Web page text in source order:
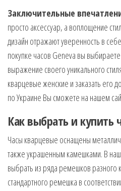
Заключительные
просто аксессуар, а воплощение
дизайн отражают уверенность в
покупке часов Geneva вы
выражение своего уникального
кварцевые женские и заказать его
по Украине Вы сможете на нашем
Как выбрать и купить
Часы кварцевые оснащены
также украшенным камешками. В
выбрать из ряда ремешков разного
стандартного ремешка в